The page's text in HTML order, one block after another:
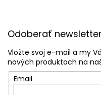
Odoberať newsletter
Vložte svoj e-mail a my
nových produktoch na
Email